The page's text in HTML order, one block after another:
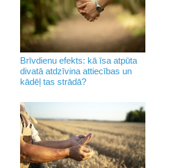
Brīvdienu efekts: kā īsa atpūta
divatā atdzīvina attiecības un
kādēļ tas strādā?